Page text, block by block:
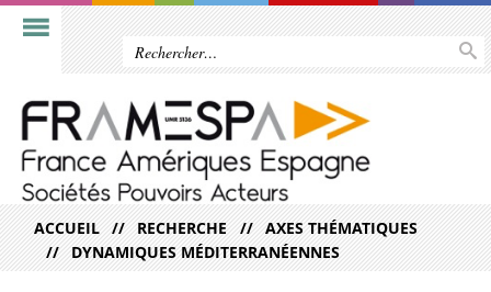
ACCUEIL RECHERCHE
AXES THÉMATIQUES
DYNAMIQUES MÉDITERRANÉENNES